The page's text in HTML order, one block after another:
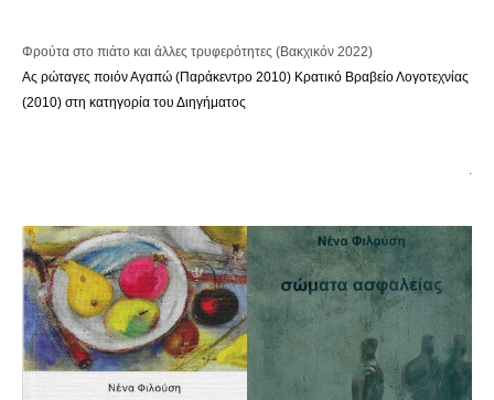
Φρούτα στο πιάτο και άλλες τρυφερότητες (Βακχικόν 2022)
Ας ρώταγες ποιόν Αγαπώ (Παράκεντρο 2010) Κρατικό Βραβείο Λογοτεχνίας
(2010) στη κατηγορία του Διηγήματος
.